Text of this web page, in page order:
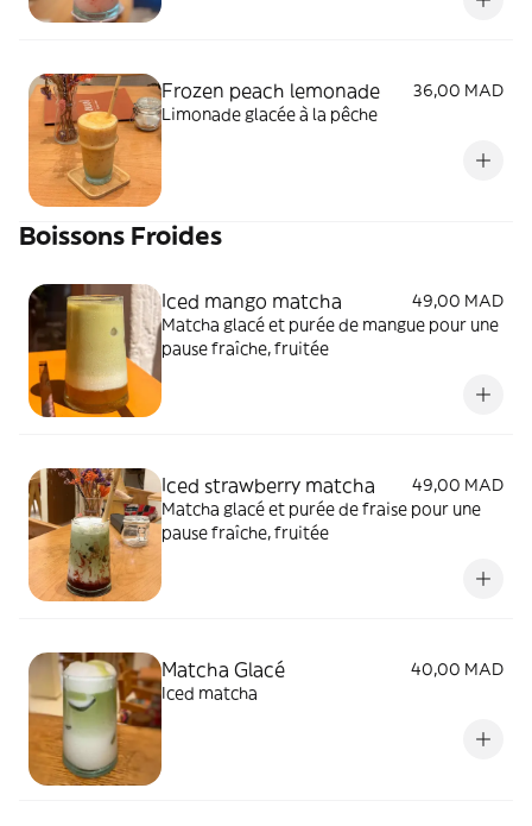
Frozen peach lemonade
36,00 MAD
Limonade glacée à la pêche
Boissons Froides
Iced mango matcha
49,00 MAD
Matcha glacé et purée de mangue pour une
pause fraîche, fruitée
Iced strawberry matcha
49,00 MAD
Matcha glacé et purée de fraise pour une
pause fraîche, fruitée
Matcha Glacé
40,00 MAD
Iced matcha